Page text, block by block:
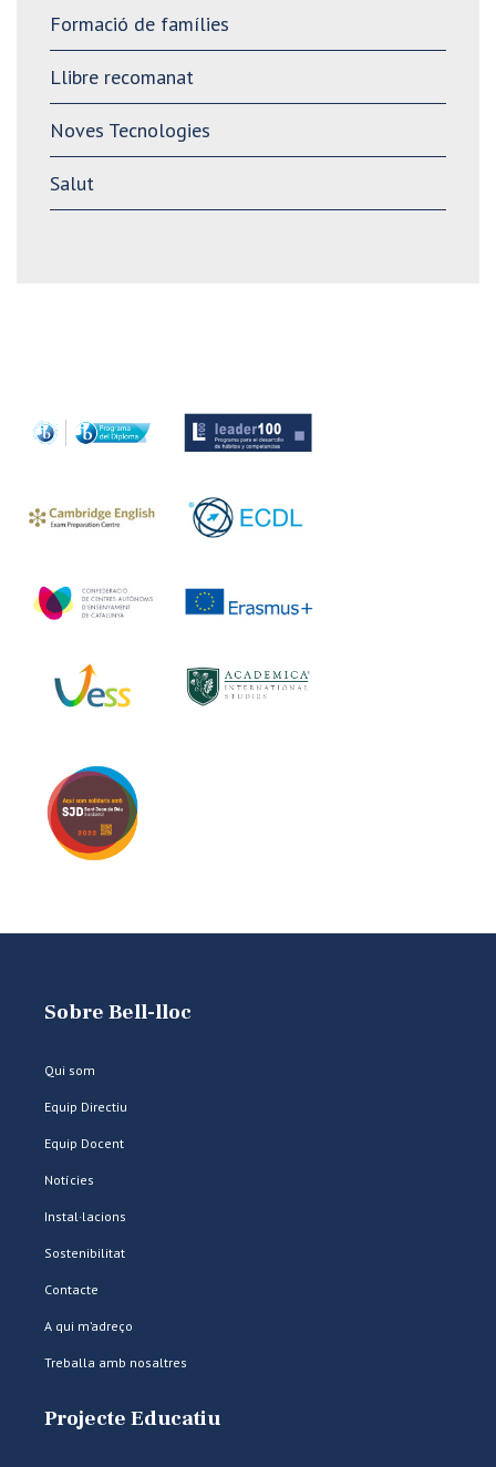
Formació de famílies
Llibre recomanat
Noves Tecnologies
Salut
Sobre Bell-lloc
Qui som
Equip Directiu
Equip Docent
Notícies
Instal·lacions
Sostenibilitat
Contacte
A qui m’adreço
Treballa amb nosaltres
Projecte Educatiu